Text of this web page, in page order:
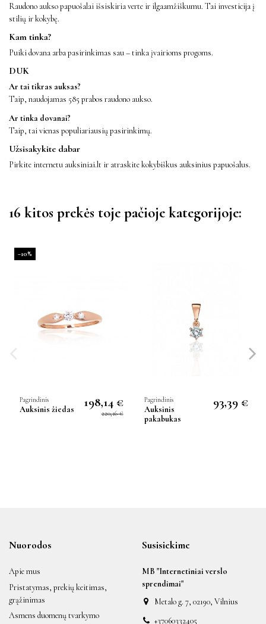
Raudono aukso papuošalai išsiskiria verte ir ilgaamžiškumu. Tai investicija į
stilių ir kokybę.
Kam tinka?
Puiki dovana arba pasirinkimas sau – tinka įvairioms progoms.
DUK
Ar tai tikras auksas?
Taip, naudojamas 585 prabos raudono aukso.
Ar tinka dovanai?
Taip, tai vienas populiariausių pasirinkimų.
Užsisakykite dabar
Pirkite internetu auksiniai.lt ir atraskite kokybiškus auksinius papuošalus.
16 kitos prekės toje pačioje kategorijoje:
−10%
Pagrindinis
Auksinis žiedas
198,14 €
220,16 €
Pagrindinis
Auksinis
pakabukas
93,39 €
Nuorodos
Apie mus
Pristatymas, prekių keitimas,
grąžinimas
Asmens duomenų tvarkymo
Susisiekime
MB "Internetiniai verslo
sprendimai"
Metalo g. 7, 02190, Vilnius
+37060332405